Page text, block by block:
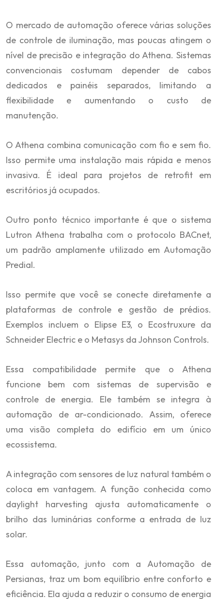
O mercado de automação oferece várias soluções
de controle de iluminação, mas poucas atingem o
nível de precisão e integração do Athena. Sistemas
convencionais costumam depender de cabos
dedicados e painéis separados, limitando a
flexibilidade e aumentando o custo de
manutenção.
O Athena combina comunicação com fio e sem fio.
Isso permite uma instalação mais rápida e menos
invasiva. É ideal para projetos de retrofit em
escritórios já ocupados.
Outro ponto técnico importante é que o sistema
Lutron Athena trabalha com o protocolo BACnet,
um padrão amplamente utilizado em Automação
Predial.
Isso permite que você se conecte diretamente a
plataformas de controle e gestão de prédios.
Exemplos incluem o Elipse E3, o Ecostruxure da
Schneider Electric e o Metasys da Johnson Controls.
Essa compatibilidade permite que o Athena
funcione bem com sistemas de supervisão e
controle de energia. Ele também se integra à
automação de ar-condicionado. Assim, oferece
uma visão completa do edifício em um único
ecossistema.
A integração com sensores de luz natural também o
coloca em vantagem. A função conhecida como
daylight harvesting ajusta automaticamente o
brilho das luminárias conforme a entrada de luz
solar.
Essa automação, junto com a Automação de
Persianas, traz um bom equilíbrio entre conforto e
eficiência. Ela ajuda a reduzir o consumo de energia